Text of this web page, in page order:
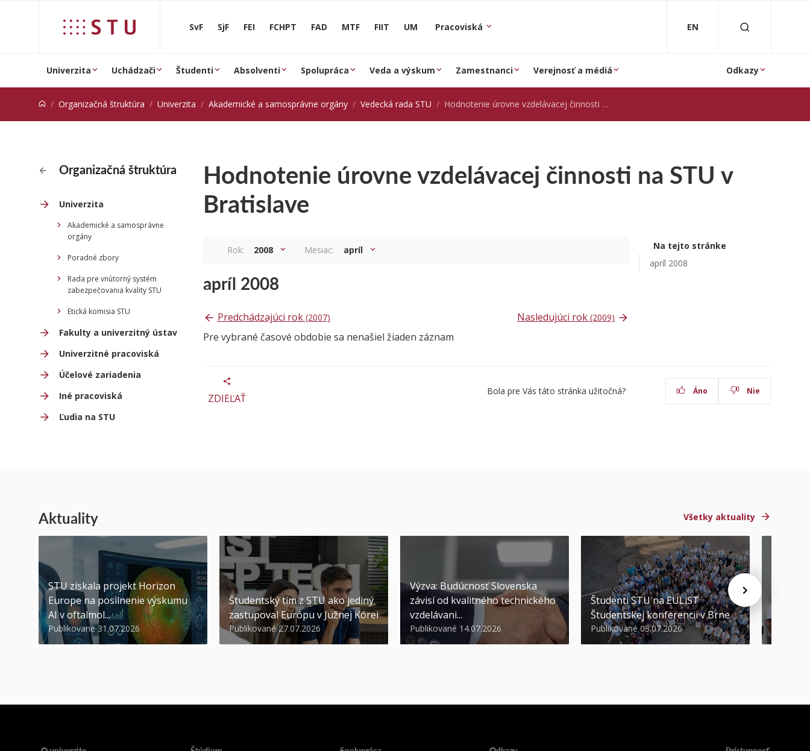
SvF SjF FEI FCHPT FAD MTF FIIT UM Pracoviská EN
Univerzita Uchádzači Študenti Absolventi Spolupráca Veda a výskum Zamestnanci Verejnosť a médiá Odkazy
Organizačná štruktúra Univerzita Akademické a samosprávne orgány Vedecká rada STU Hodnotenie úrovne vzdelávacej činnosti na STU v Bratislave
Organizačná štruktúra
Univerzita
Akademické a samosprávne
orgány
Poradné zbory
Rada pre vnútorný systém
zabezpečovania kvality STU
Etická komisia STU
Fakulty a univerzitný ústav
Univerzitné pracoviská
Účelové zariadenia
Iné pracoviská
Ľudia na STU
Hodnotenie úrovne vzdelávacej činnosti na STU v
Bratislave
Na tejto stránke
apríl 2008
Rok: 2008 Mesiac: apríl
apríl 2008
Predchádzajúci rok (2007) Nasledujúci rok(2009)
Pre vybrané časové obdobie sa nenašiel žiaden záznam
ZDIEĽAŤ
Bola pre Vás táto stránka užitočná? Áno Nie
Aktuality Všetky aktuality
STU získala projekt Horizon
Europe na posilnenie výskumu
AI v oftalmol...
Publikované 31.07.2026
Študentský tím z STU ako jediný
zastupoval Európu v Južnej Kórei
Publikované 27.07.2026
Výzva: Budúcnosť Slovenska
závisí od kvalitného technického
vzdelávani...
Publikované 14.07.2026
Študenti STU na EULiST
Študentskej konferencii v Brne
Publikované 03.07.2026